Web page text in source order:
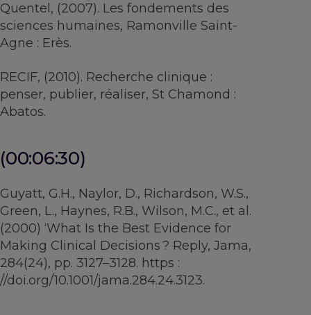
Quentel, (2007). Les fondements des
sciences humaines, Ramonville Saint-
Agne : Erès.
RECIF, (2010). Recherche clinique :
penser, publier, réaliser, St Chamond :
Abatos.
(00:06:30)
Guyatt, G.H., Naylor, D., Richardson, W.S.,
Green, L., Haynes, R.B., Wilson, M.C., et al.
(2000) ‘What Is the Best Evidence for
Making Clinical Decisions ? Reply, Jama,
284(24), pp. 3127–3128. https :
//doi.org/10.1001/jama.284.24.3123.